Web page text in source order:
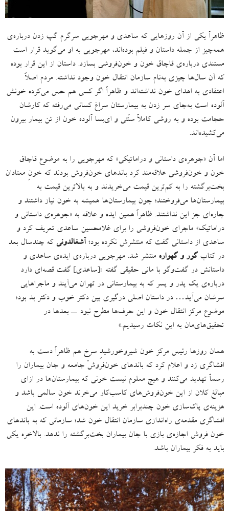
ظاهراً یکی از آن روزهایی که ساعدی و مهرجویی سرگرم گپ‌ زدن درباره‌ی
همه‌چیز از جمله داستان و فیلم بوده‌اند، مهرجویی به او می‌گوید قرار است
مستندی درباره‌ی قاچاق خون و خون‌فروشی بسازد.داستان از این قرار بوده
که آن سال‌ها چیزی به‌نام سازمان انتقال خون وجود نداشته. مردم اصلاً
اعتقادی به اهدای خون نداشته‌اند و ظاهراً اگر کسی هم حس می‌کرده خونش
آلوده است به‌جای سر زدن به بیمارستان سراغ کسانی می‌رفته که کارشان
حجامت بوده و به روشی کاملاً سنّتی و ای‌بسا آلوده خون از تن بیمار بیرون
می‌کشیده‌اند.
اما آن «جوهره‌ی داستانی و دراماتیکی» که مهرجویی را به موضوع قاچاق
خون و خون‌فروشی علاقه‌مند کرد باندهای خون‌فروش بودند که خونِ معتادان
بخت‌برگشته را به کم‌ترین قیمت می‌خریدند و به بالاترین قیمت به
بیمارستان‌ها می‌فروختند؛ چون بیمارستان‌ها همیشه به خون نیاز داشتند و
چاره‌ای جز این نداشتند. ظاهراً همین ایده و علاقه‌ به «جوهره‌ی داستانی و
دراماتیک» ماجرای خون‌فروشی را برای غلامحسین ساعدی تعریف کرد و
ساعدی از داستانی گفت که منتشرش نکرده بود؛آشغالدونی که چندسال بعد
در کتاب گور و گهواره منتشر شد. مهرجویی درباره‌ی ایده‌ی ساعدی و
داستانش در گفت‌وگو با مانی حقیقی گفته «[ساعدی] گفت قصه‌ای دارد
درباره‌ی یک پدر و پسر که به بیمارستانی در تهران می‌آیند و ماجراهایی
سرشان می‌آید…در داستان اصلی درگیری بین دکتر خوب و دکتر بد بود؛
موضوع مرکز انتقال خون و این حرف‌ها مطرح نبود ــ بعدها در
تحقیق‌های‌مان به این نکات رسیدیم.»
همان روزها رئیس مرکز خون شیروخورشیدِ سرخ هم ظاهراً دست به
افشاگری زد و اعلام کرد که باندهای خون‌فروشْ جامعه و جان بیماران را
رسماً تهدید می‌کنند و هیچ معلوم نیست خونی که بیمارستان‌ها در ازای
مبالغ کلان از این خون‌فروش‌های کاسب‌کار می‌خرند خونِ سالمی باشد و
هزینه‌ی پاک‌سازی خون چندبرابر خرید این خون‌های آلوده است. این
افشاگری مقدمه‌ی راه‌اندازی سازمان انتقال خون شد؛ سازمانی که به باندهای
خون فروش اجازه‌ی بازی با جان بیماران بخت‌برگشته را ندهد. بالاخره یکی
باید به فکر بیماران باشد.